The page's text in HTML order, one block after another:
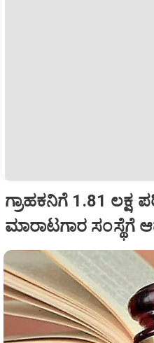
ಗ್ರಾಹಕನಿಗೆ 1.81 ಲಕ್ಷ
ಮಾರಾಟಗಾರ ಸಂಸ್ಥೆಗೆ